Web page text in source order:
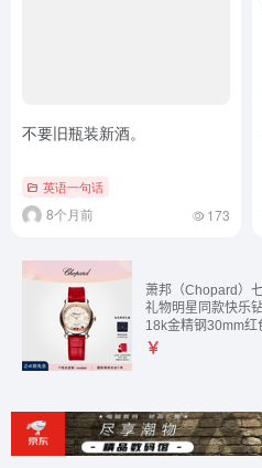
不要旧瓶装新酒。
英语一句话
8个月前 173